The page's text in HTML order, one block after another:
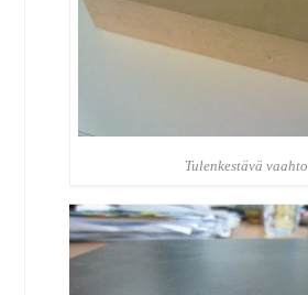
Tulenkestävä vaahto